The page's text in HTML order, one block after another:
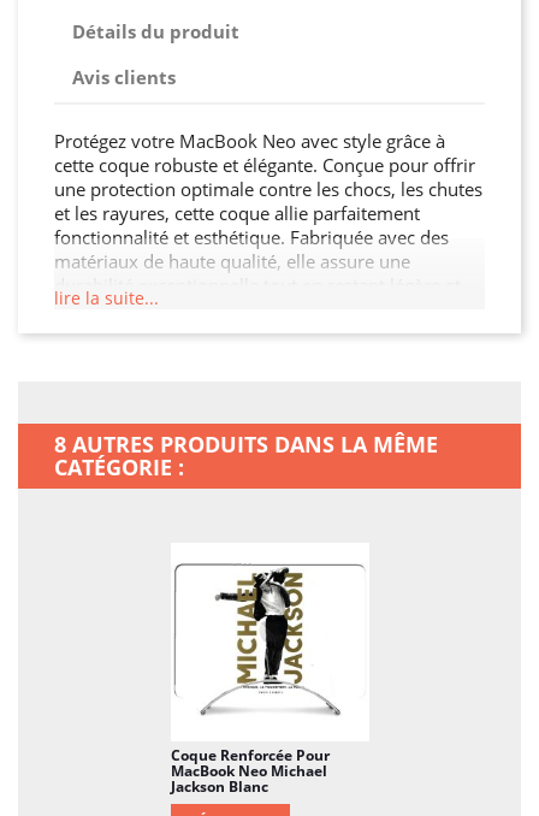
Détails du produit
Avis clients
Protégez votre MacBook Neo avec style grâce à
cette coque robuste et élégante. Conçue pour offrir
une protection optimale contre les chocs, les chutes
et les rayures, cette coque allie parfaitement
fonctionnalité et esthétique. Fabriquée avec des
matériaux de haute qualité, elle assure une
facile à manipuler. Son design moderne et raffiné
s'adapte à votre MacBook Neo tout en offrant un
lire la suite...
8 AUTRES PRODUITS DANS LA MÊME
CATÉGORIE :
Coque Renforcée Pour
MacBook Neo Michael
Jackson Blanc